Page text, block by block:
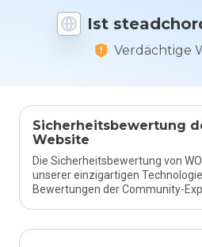
Ist
Verdächtige
Sicherheitsbewertung
Website
Die Sicherheitsbewertung von
unserer einzigartigen
Bewertungen der Community-
auf einer
Skala von